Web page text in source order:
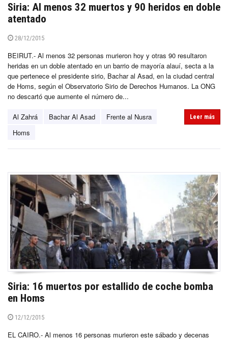
Siria: Al menos 32 muertos y 90 heridos en doble
atentado
28/12/2015
BEIRUT.- Al menos 32 personas murieron hoy y otras 90 resultaron
heridas en un doble atentado en un barrio de mayoría alauí, secta a la
que pertenece el presidente sirio, Bachar al Asad, en la ciudad central
de Homs, según el Observatorio Sirio de Derechos Humanos. La ONG
no descartó que aumente el número de...
Al Zahrá Bachar Al Asad
Frente al Nusra
Homs
Leer más
Siria: 16 muertos por estallido de coche bomba
en Homs
12/12/2015
EL CAIRO.- Al menos 16 personas murieron este sábado y decenas